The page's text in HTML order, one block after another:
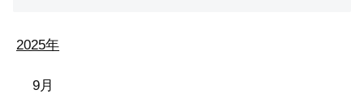
2025年
9月